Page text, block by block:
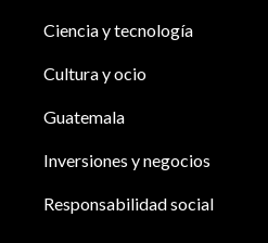
Ciencia y tecnología
Cultura y ocio
Guatemala
Inversiones y negocios
Responsabilidad social